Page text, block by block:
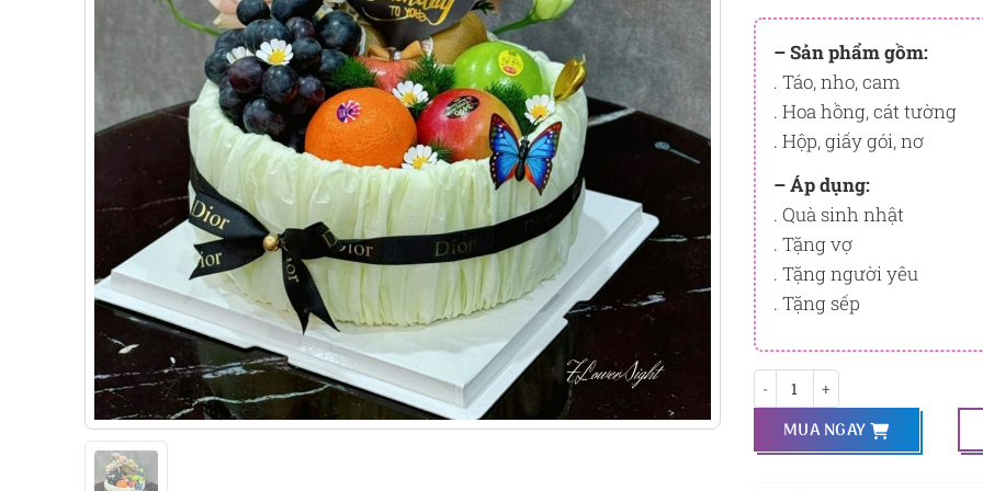
Đây là số PointSight ước
tương ứng với quyền lợi hạng
PointSight có giá trị dùng để
Flowersight.
Đăng nhậphoặcĐăng ký
– Sản phẩm gồm:
. Táo, nho, cam
. Hoa hồng, cát tường
. Hộp, giấy gói, nơ
– Áp dụng:
. Quà sinh nhật
. Tặng vợ
. Tặng người yêu
. Tặng sếp
MUA NGAY